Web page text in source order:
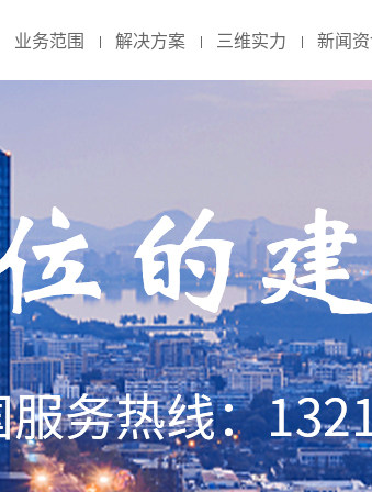
业务范围 解决方案 三维实力 新闻